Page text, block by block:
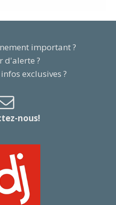
important ?
d'alerte ?
exclusives ?
nous!